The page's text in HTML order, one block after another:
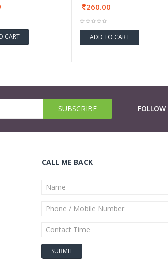
CART
260.00
ADD TO CART
CALL ME BACK